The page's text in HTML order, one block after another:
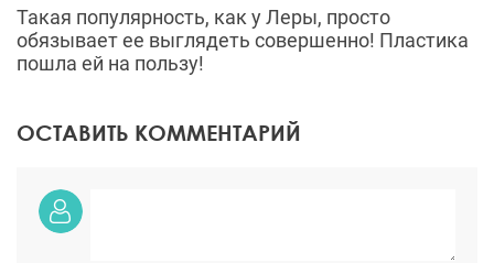
Такая популярность, как у Леры, просто
обязывает ее выглядеть совершенно! Пластика
пошла ей на пользу!
ОСТАВИТЬ КОММЕНТАРИЙ